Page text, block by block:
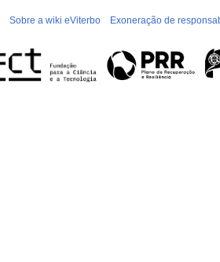
Sobre a wiki eViterbo Exoneração de